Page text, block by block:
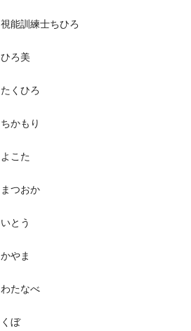
視能訓練士ちひろ
ひろ美
たくひろ
ちかもり
よこた
まつおか
いとう
かやま
わたなべ
くぼ